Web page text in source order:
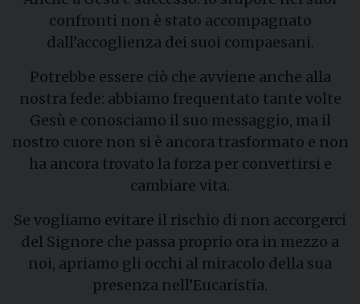
confronti non è stato accompagnato
dall’accoglienza dei suoi compaesani.
Potrebbe essere ciò che avviene anche alla
nostra fede: abbiamo frequentato tante volte
Gesù e conosciamo il suo messaggio, ma il
nostro cuore non si è ancora trasformato e non
ha ancora trovato la forza per convertirsi e
cambiare vita.
Se vogliamo evitare il rischio di non accorgerci
del Signore che passa proprio ora in mezzo a
noi, apriamo gli occhi al miracolo della sua
presenza nell’Eucaristia.